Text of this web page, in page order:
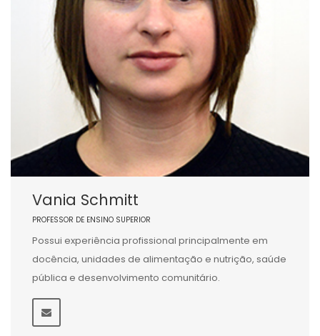
Vania Schmitt
PROFESSOR DE ENSINO SUPERIOR
Possui experiência profissional principalmente em
docência, unidades de alimentação e nutrição, saúde
pública e desenvolvimento comunitário.